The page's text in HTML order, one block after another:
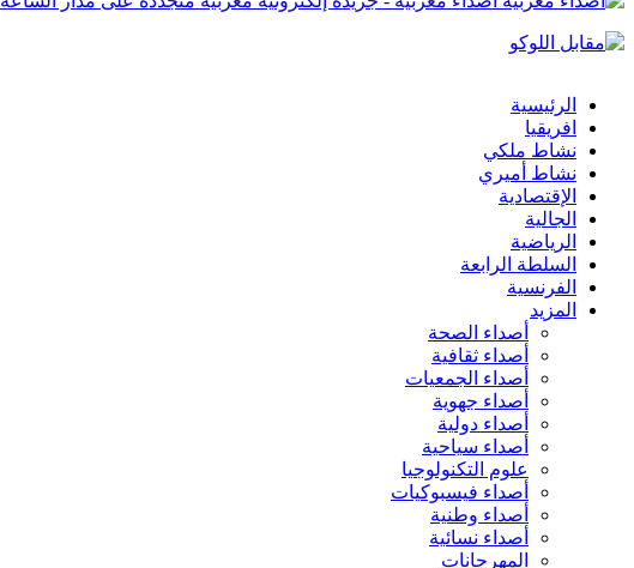
الرئيسية
افريقيا
نشاط ملكي
نشاط أميري
الإقتصادية
الجالية
الرياضية
السلطة الرابعة
الفرنسية
المزيد
أصداء الصحة
أصداء ثقافية
أصداء الجمعيات
أصداء جهوية
أصداء دولية
أصداء سياحية
علوم التكنولوجيا
أصداء فيسبوكيات
أصداء وطنية
أصداء نسائية
المهرجانات